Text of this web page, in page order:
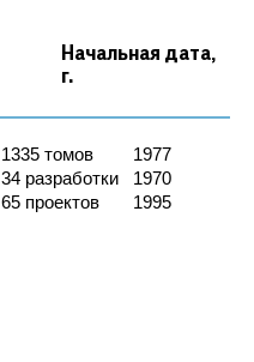
Начальная дата,
г.
1335 томов
34 разработки
65 проектов
1977
1970
1995